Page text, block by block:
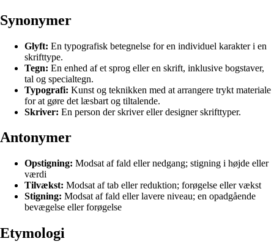
Synonymer
Glyft: En typografisk betegnelse for en individuel karakter i en
skrifttype.
Tegn: En enhed af et sprog eller en skrift, inklusive bogstaver,
tal og specialtegn.
Typografi: Kunst og teknikken med at arrangere trykt materiale
for at gøre det læsbart og tiltalende.
Skriver: En person der skriver eller designer skrifttyper.
Antonymer
Opstigning: Modsat af fald eller nedgang; stigning i højde eller
værdi
Tilvækst: Modsat af tab eller reduktion; forøgelse eller vækst
Stigning: Modsat af fald eller lavere niveau; en opadgående
bevægelse eller forøgelse
Etymologi